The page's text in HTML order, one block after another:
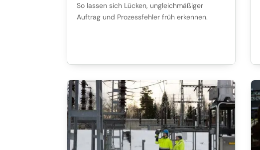
So lassen sich Lücken, ungleichmäßiger
Auftrag und Prozessfehler früh erkennen.